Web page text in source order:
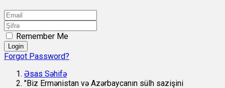
Remember Me
Login
Forgot Password?
Əsas Səhifə
"Biz Ermənistan və Azərbaycanın sülh sazişini